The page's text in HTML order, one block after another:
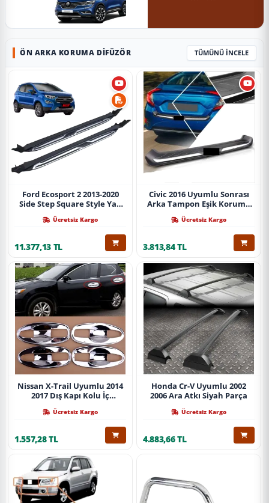
ÖN ARKA KORUMA DIFÜZÖR TÜMÜNÜ İNCELE
Ford Ecosport 2 2013-2020
Side Step Square Style Yan
Ücretsiz Kargo
11.377,13 TL
Civic 2016 Uyumlu Sonrası
Arka Tampon Eşik Koruma
Ücretsiz Kargo
3.813,84 TL
Nissan X-Trail Uyumlu 2014
2017 Dış Kapı Kolu İç
Ücretsiz Kargo
1.557,28 TL
Honda Cr-V Uyumlu 2002
2006 Ara Atkı Siyah Parça
Ücretsiz Kargo
4.883,66 TL